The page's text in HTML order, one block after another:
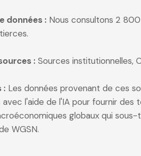
données :Nous consultons 2
:Sources institutionnelles,
:Les données provenant de ces
avec l'aide de l'IA pour fournir des
globaux qui
WGSN.